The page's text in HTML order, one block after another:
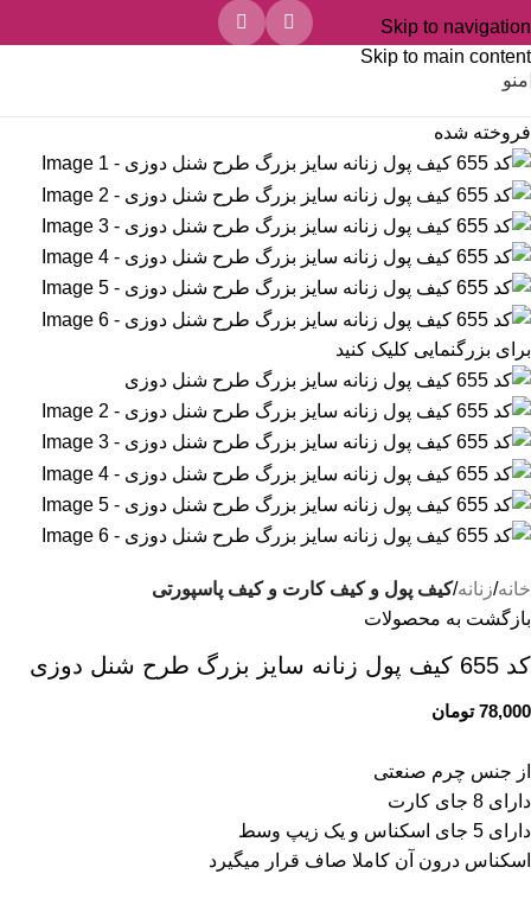
Skip to navigation
Skip to main content
منو
فروخته شده
برای بزرگنمایی کلیک کنید
خانه زنانه کیف پول و کیف کارت و کیف پاسپورتی
بازگشت به محصولات
کد 655 کیف پول زنانه سایز بزرگ طرح شنل دوزی
78,000 تومان
از جنس چرم صنعتی
دارای 8 جای کارت
دارای 5 جای اسکناس و یک زیپ وسط
اسکناس درون آن کاملا صاف قرار میگیرد